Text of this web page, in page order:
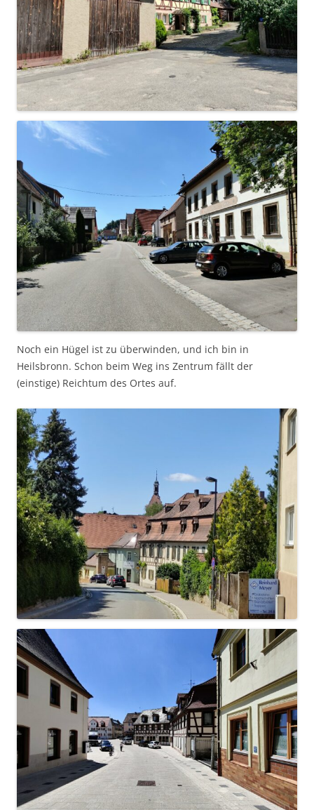
Noch ein Hügel ist zu überwinden, und ich bin in
Heilsbronn. Schon beim Weg ins Zentrum fällt der
(einstige) Reichtum des Ortes auf.